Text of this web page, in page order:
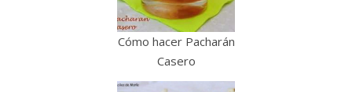
Cómo hacer Pacharán
Casero